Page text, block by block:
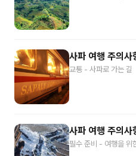
사파 여행 주의사
교통 - 사파로 가는 길
사파 여행 주의
필수 준비 - 여행을 위